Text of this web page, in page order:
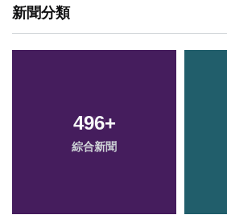
新聞分類
496+
綜合新聞